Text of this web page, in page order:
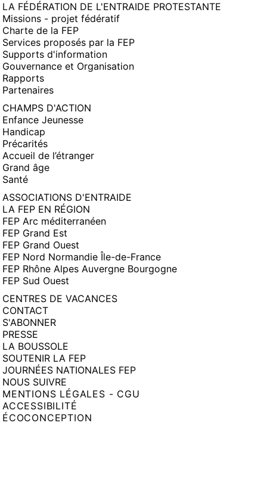
LA FÉDÉRATION DE L'ENTRAIDE PROTESTANTE
Missions - projet fédératif
Charte de la FEP
Services proposés par la FEP
Supports d'information
Gouvernance et Organisation
Rapports
Partenaires
CHAMPS D'ACTION
Enfance Jeunesse
Handicap
Précarités
Accueil de l’étranger
Grand âge
Santé
ASSOCIATIONS D'ENTRAIDE
LA FEP EN RÉGION
FEP Arc méditerranéen
FEP Grand Est
FEP Grand Ouest
FEP Nord Normandie Île-de-France
FEP Rhône Alpes Auvergne Bourgogne
FEP Sud Ouest
CENTRES DE VACANCES
CONTACT
S'ABONNER
PRESSE
LA BOUSSOLE
SOUTENIR LA FEP
JOURNÉES NATIONALES FEP
NOUS SUIVRE
MENTIONS LÉGALES - CGU
ACCESSIBILITÉ
ÉCOCONCEPTION